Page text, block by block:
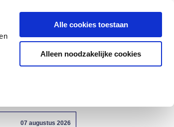
Alle cookies toestaan
Alleen noodzakelijke cookies
07 augustus 2026